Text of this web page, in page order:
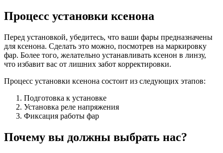
Процесс установки ксенона
Перед установкой, убедитесь, что ваши фары предназначены
для ксенона. Сделать это можно, посмотрев на маркировку
фар. Более того, желательно устанавливать ксенон в линзу,
что избавит вас от лишних забот корректировки.
Процесс установки ксенона состоит из следующих этапов:
Подготовка к установке
Установка реле напряжeния
Фиксация работы фар
Почему вы должны выбрать нас?